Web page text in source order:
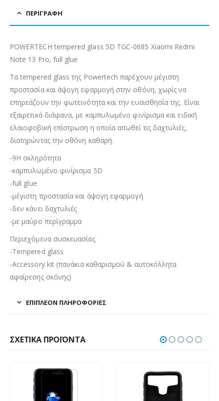
ΠΕΡΙΓΡΑΦΉ
POWERTECH tempered glass 5D TGC-0685 Xiaomi Redmi
Note 13 Pro, full glue
Τα tempered glass της Powertech παρέχουν μέγιστη
προστασία και άψογη εφαρμογή στην οθόνη, χωρίς να
επηρεάζουν την φωτεινότητα και την ευαισθησία της. Είναι
εξαιρετικά διάφανα, με καμπυλωμένο φινίρισμα και ειδική
ελαιοφοβική επίστρωση η οποία απωθεί τις δαχτυλιές,
διατηρώντας την οθόνη καθαρή.
-9H σκληρότητα
-καμπυλωμένο φινίρισμα 5D
-full glue
-μέγιστη προστασία και άψογη εφαρμογή
-δεν κάνει δαχτυλιές
-με μαύρο περίγραμμα
Περιεχόμενα συσκευασίας
-Tempered glass
-Accessory kit (πανάκια καθαρισμού & αυτοκόλλητα
αφαίρεσης σκόνης)
ΕΠΙΠΛΈΟΝ ΠΛΗΡΟΦΟΡΊΕΣ
ΣΧΕΤΙΚΆ ΠΡΟΪΌΝΤΑ